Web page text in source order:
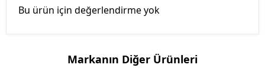
Bu ürün için değerlendirme yok
Markanın Diğer Ürünleri